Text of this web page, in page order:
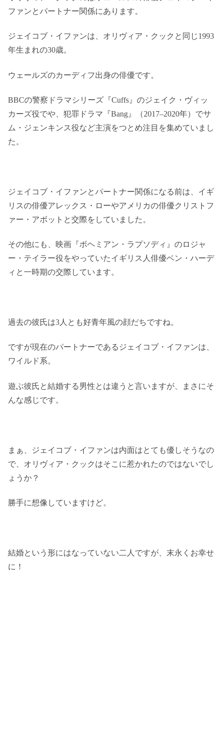
ファンとパートナー関係にあります。
ジェイコブ・イファンは、オリヴィア・クックと同じ1993
年生まれの30歳。
ウェールズのカーディフ出身の俳優です。
BBCの警察ドラマシリーズ『Cuffs』のジェイク・ヴィッ
カーズ役でや、犯罪ドラマ『Bang』（2017–2020年）でサ
ム・ジェンキンス役など主演をつとめ注目を集めていまし
た。
ジェイコブ・イファンとパートナー関係になる前は、イギ
リスの俳優アレックス・ローやアメリカの俳優クリストフ
ァー・アボットと交際をしていました。
その他にも、映画『ボヘミアン・ラプソディ』のロジャ
ー・テイラー役をやっていたイギリス人俳優ベン・ハーデ
ィと一時期の交際しています。
過去の彼氏は3人とも好青年風の顔だちですね。
ですが現在のパートナーであるジェイコブ・イファンは、
ワイルド系。
遊ぶ彼氏と結婚する男性とは違うと言いますが、まさにそ
んな感じです。
まぁ、ジェイコブ・イファンは内面はとても優しそうなの
で、オリヴィア・クックはそこに惹かれたのではないでし
ょうか？
勝手に想像していますけど。
結婚という形にはなっていない二人ですが、末永くお幸せ
に！